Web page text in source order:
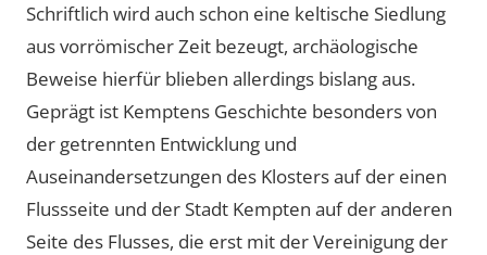
Schriftlich wird auch schon eine keltische Siedlung
aus vorrömischer Zeit bezeugt, archäologische
Beweise hierfür blieben allerdings bislang aus.
Geprägt ist Kemptens Geschichte besonders von
der getrennten Entwicklung und
Auseinandersetzungen des Klosters auf der einen
Flussseite und der Stadt Kempten auf der anderen
Seite des Flusses, die erst mit der Vereinigung der